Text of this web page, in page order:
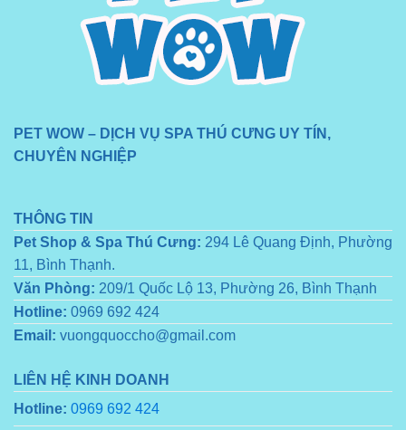
PET WOW – DỊCH VỤ SPA THÚ CƯNG UY TÍN,
CHUYÊN NGHIỆP
THÔNG TIN
Pet Shop & Spa Thú Cưng: 294 Lê Quang Định, Phường
11, Bình Thạnh.
Văn Phòng: 209/1 Quốc Lộ 13, Phường 26, Bình Thạnh
Hotline: 0969 692 424
Email: vuongquoccho@gmail.com
LIÊN HỆ KINH DOANH
Hotline: 0969 692 424